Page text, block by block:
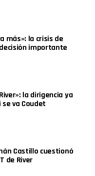
más»: la crisis de
importante
la dirigencia ya
va Coudet
Castillo cuestionó
de River